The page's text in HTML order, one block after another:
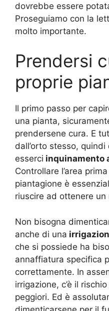
dovrebbe essere
Proseguiamo con la
molto importante.
Prendersi
proprie
Il primo passo per
una pianta,
prendersene cura. E
dall’orto stesso,
esserci inquinamento
Controllare l’area
piantagione è
riuscire ad ottenere
Non bisogna
anche di una
che si possiede ha
annaffiatura specifica
correttamente. In
irrigazione, c’è il
peggiori. Ed è